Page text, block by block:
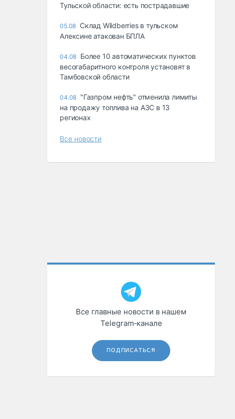
Тульской области: есть пострадавшие
05.08 Склад Wildberries в тульском
Алексине атакован БПЛА
04.08 Более 10 автоматических пунктов
весогабаритного контроля установят в
Тамбовской области
04.08 "Газпром нефть" отменила лимиты
на продажу топлива на АЗС в 13
регионах
Все новости
Все главные новости в нашем
Telegram‑канале
ПОДПИСАТЬСЯ